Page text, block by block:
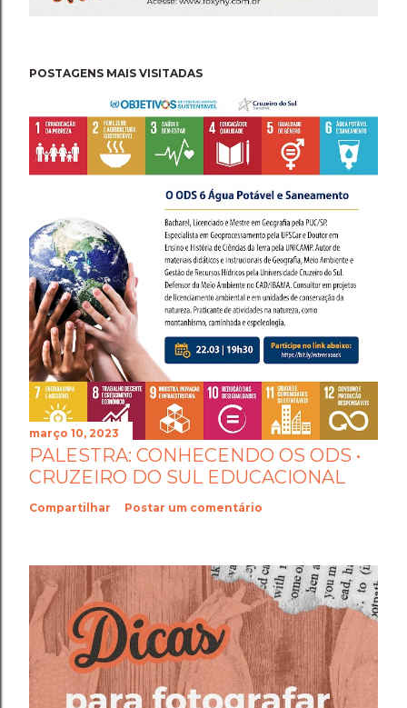
POSTAGENS MAIS VISITADAS
março 10, 2023
PALESTRA: CONHECENDO OS ODS •
CRUZEIRO DO SUL EDUCACIONAL
Compartilhar Postar um comentário